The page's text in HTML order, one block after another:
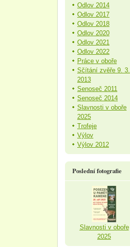
Odlov 2014
Odlov 2017
Odlov 2018
Odlov 2020
Odlov 2021
Odlov 2022
Práce v oboře
Sčítání zvěře 9. 3.
2013
Senoseč 2011
Senoseč 2014
Slavnosti v oboře
2025
Trofeje
Výlov
Výlov 2012
Poslední fotografie
Slavnosti v oboře
2025